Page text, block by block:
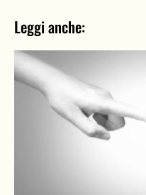
Leggi anche: